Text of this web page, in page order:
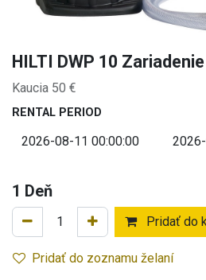
HILTI DWP 10
Kaucia 50 €
RENTAL PERIOD
1 Deň
Pridať do
Pridať do zoznamu želaní